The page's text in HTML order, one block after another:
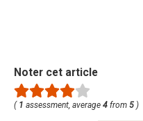
Noter cet article
( 1 assessment, average 4 from 5 )